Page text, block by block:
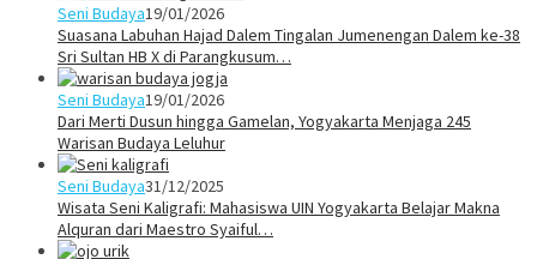
Seni Budaya19/01/2026
Suasana Labuhan Hajad Dalem Tingalan Jumenengan Dalem ke-38
Sri Sultan HB X di Parangkusum…
Seni Budaya19/01/2026
Dari Merti Dusun hingga Gamelan, Yogyakarta Menjaga 245
Warisan Budaya Leluhur
Seni Budaya31/12/2025
Wisata Seni Kaligrafi: Mahasiswa UIN Yogyakarta Belajar Makna
Alquran dari Maestro Syaiful…